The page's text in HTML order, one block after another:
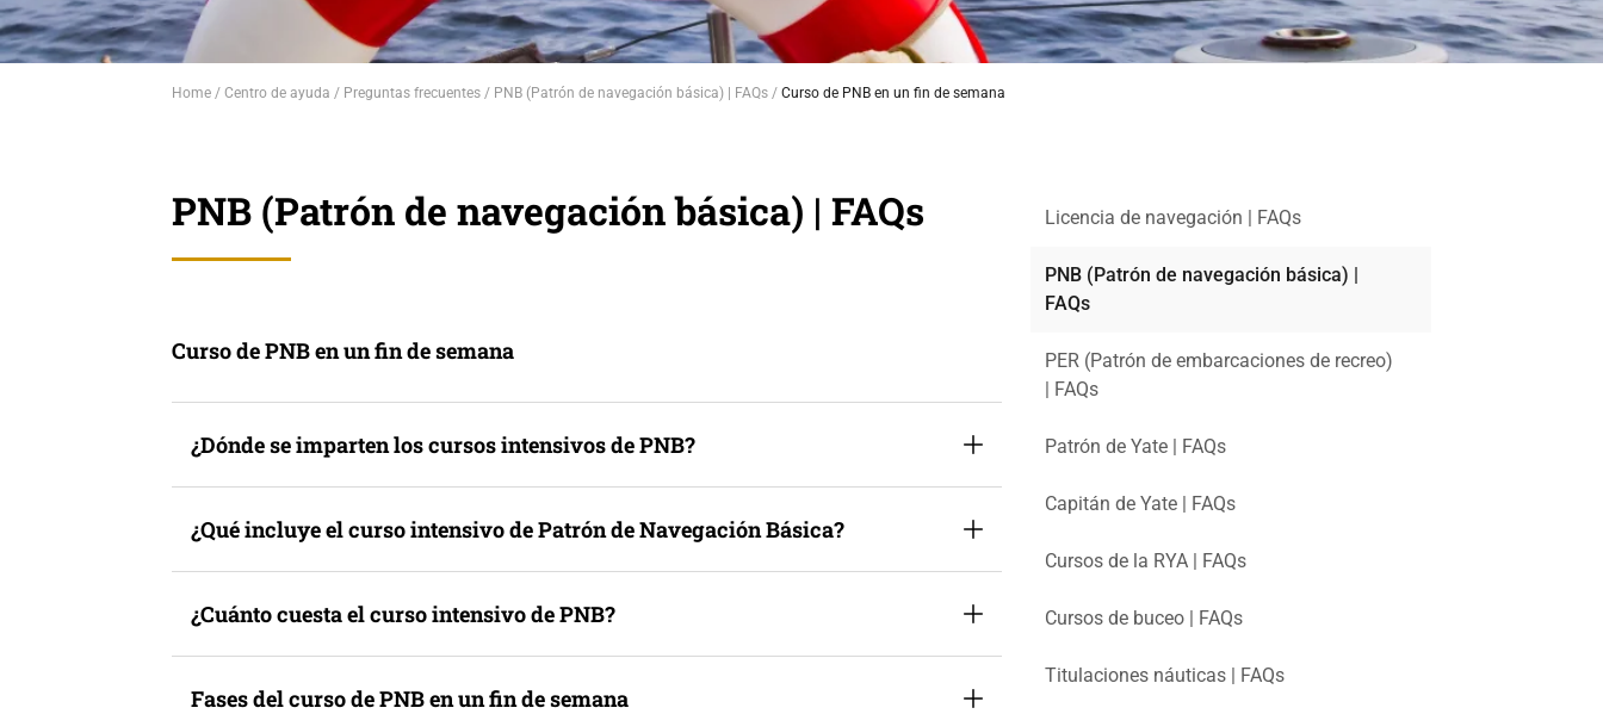
Home Centro de ayuda Preguntas frecuentes PNB (Patrón de navegación básica) | FAQs Curso de PNB en un fin de semana
PNB (Patrón de navegación básica) | FAQs
Curso de PNB en un fin de semana
¿Dónde se imparten los cursos intensivos de PNB?
¿Qué incluye el curso intensivo de Patrón de Navegación Básica?
¿Cuánto cuesta el curso intensivo de PNB?
Fases del curso de PNB en un fin de semana
Licencia de navegación | FAQs
PNB (Patrón de navegación básica) |
FAQs
PER (Patrón de embarcaciones de recreo)
| FAQs
Patrón de Yate | FAQs
Capitán de Yate | FAQs
Cursos de la RYA | FAQs
Cursos de buceo | FAQs
Titulaciones náuticas | FAQs